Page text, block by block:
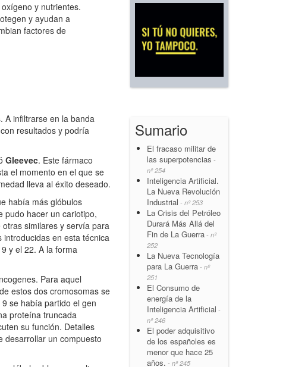
y nutrientes.
y ayudan a
factores de
A infiltrarse en la banda
resultados y podría
Gleevec. Este fármaco
el momento en el que se
lleva al éxito deseado.
había más glóbulos
pudo hacer un cariotipo,
similares y servía para
en esta técnica
y el 22. A la forma
Para aquel
estos dos cromosomas se
se había partido el gen
proteína truncada
su función. Detalles
desarrollar un compuesto
Sumario
El fracaso militar de
las superpotencias -
nº 254
Inteligencia Artificial.
La Nueva Revolución
Industrial - nº 253
La Crisis del Petróleo
Durará Más Allá del
Fin de La Guerra - nº
252
La Nueva Tecnología
para La Guerra - nº
251
El Consumo de
energía de la
Inteligencia Artificial -
nº 246
El poder adquisitivo
de los españoles es
menor que hace 25
años. - nº 245